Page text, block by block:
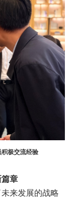
积极交流经验
章
来发展的战略